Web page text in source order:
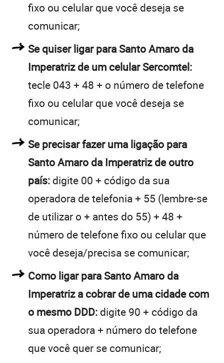
fixo ou celular que você deseja se
comunicar;
Se quiser ligar para Santo Amaro da
Imperatriz de um celular Sercomtel:
tecle 043 + 48 + o número de telefone
fixo ou celular que você deseja se
comunicar;
Se precisar fazer uma ligação para
Santo Amaro da Imperatriz de outro
país: digite 00 + código da sua
operadora de telefonia + 55 (lembre-se
de utilizar o + antes do 55) + 48 +
número de telefone fixo ou celular que
você deseja/precisa se comunicar;
Como ligar para Santo Amaro da
Imperatriz a cobrar de uma cidade com
o mesmo DDD: digite 90 + código da
sua operadora + número do telefone
que você quer se comunicar;